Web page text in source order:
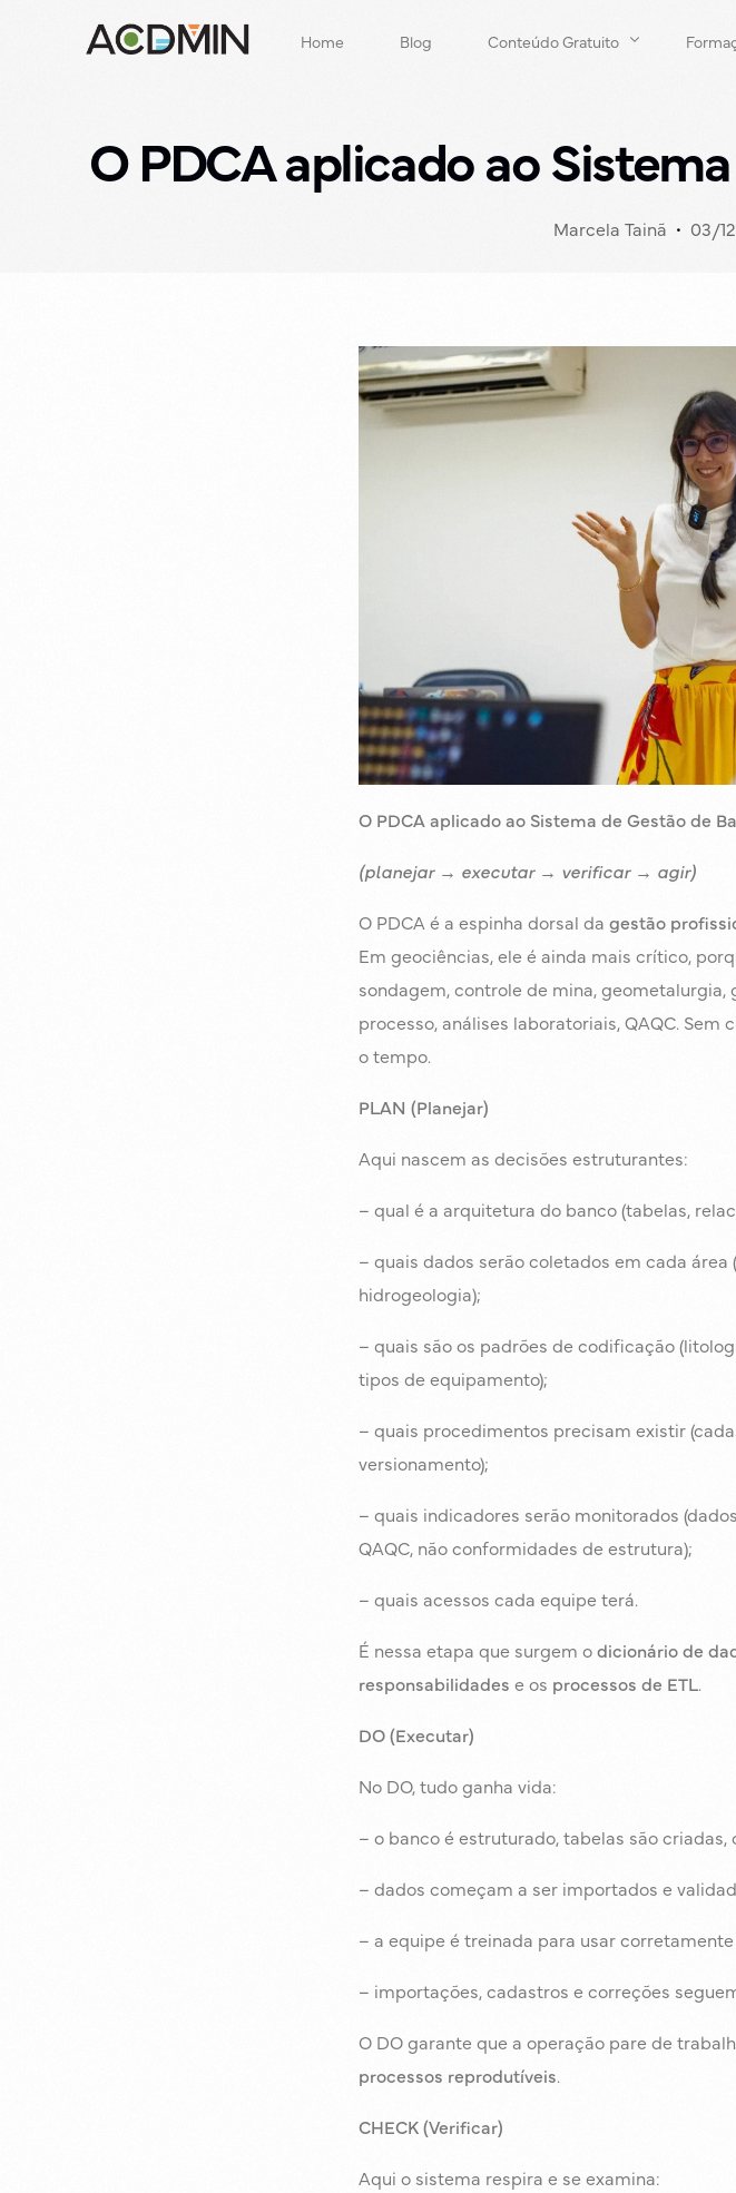
Home Blog Conteúdo Gratuito
E-book’s e Planilhas
Artigos
Nosso Youtube
O PDCA aplicado ao
Marcela Tainã 03/
O PDCA aplicado ao Sistema de Gestão de
(planejar → executar → verificar → agir)
O PDCA é a espinha dorsal da gestão
Em geociências, ele é ainda mais crítico,
sondagem, controle de mina,
processo, análises laboratoriais, QAQC.
o tempo.
PLAN (Planejar)
Aqui nascem as decisões estruturantes:
– qual é a arquitetura do banco (tabelas,
– quais dados serão coletados em cada
hidrogeologia);
– quais são os padrões de codificação
tipos de equipamento);
– quais procedimentos precisam existir
versionamento);
– quais indicadores serão monitorados
QAQC, não conformidades de estrutura);
– quais acessos cada equipe terá.
É nessa etapa que surgem odicionário de
responsabilidades e os processos de ETL.
DO (Executar)
No DO, tudo ganha vida:
– o banco é estruturado, tabelas são
– dados começam a ser importados e
– a equipe é treinada para usar
– importações, cadastros e correções
O DO garante que a operação pare de
processos reprodutíveis.
CHECK (Verificar)
Aqui o sistema respira e se examina: